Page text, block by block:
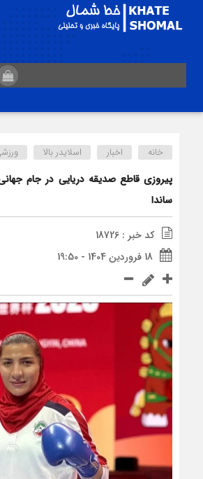
خانه اخبار اسلایدر بالا
پیروزی قاطع صدیقه دریایی در جام
ساندا
کد خبر : 18726
18 فروردین 1404 - 19:50